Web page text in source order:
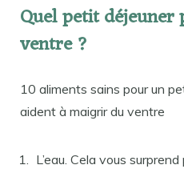
Quel petit
ventre ?
10 aliments sains pour un
aident à maigrir du ventre
L’eau. Cela vous